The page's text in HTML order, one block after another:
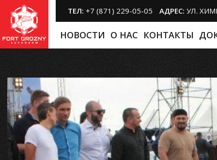
ТЕЛ: +7 (871) 229-05-05 АДРЕС: УЛ.
НОВОСТИ O НАС КОНТАКТЫ